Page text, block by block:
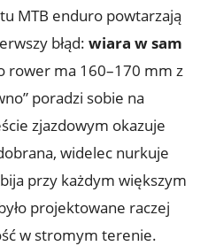
MTB enduro powtarzają
błąd: wiara w sam
rower ma 160–170 mm z
poradzi sobie na
zjazdowym okazuje
widelec nurkuje
przy każdym większym
projektowane raczej
w stromym terenie.